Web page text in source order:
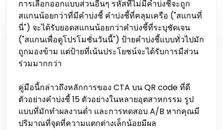
การเลือกออกแบบส่วนอื่นๆ รหัสที่ไม่มีคำบ่งชี้จะถูก
สแกนน้อยกว่าที่มีคำบ่งชี้ คำบ่งชี้ที่คลุมเครือ ("สแกนที่
นี่") จะได้รับยอดสแกนน้อยกว่าคำบ่งชี้ที่ระบุชัดเจน
("สแกนเพื่อดูโปรโมชั่นวันนี้") ป้ายคำบ่งชี้แบบทั่วไปมัก
ถูกมองข้าม แต่ป้ายที่เน้นประโยชน์จะได้รับการมีส่วน
ร่วมมากกว่า
คู่มือนี้กล่าวถึงหลักการของ CTA บน QR code ที่ดี
ตัวอย่างคำบ่งชี้ 15 ตัวอย่างในหลายอุตสาหกรรม รูป
แบบที่มักทำผลงานต่ำ และการทดสอบ A/B หากคุณมี
ปริมาณที่จุดที่ความแตกต่างเล็กน้อยมีผล